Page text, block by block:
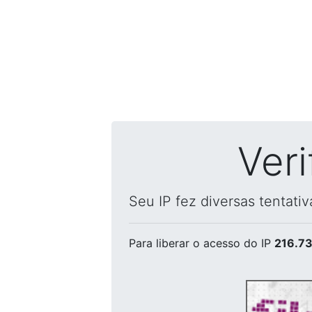
Seu IP fez diversas
Para liberar o acesso do IP